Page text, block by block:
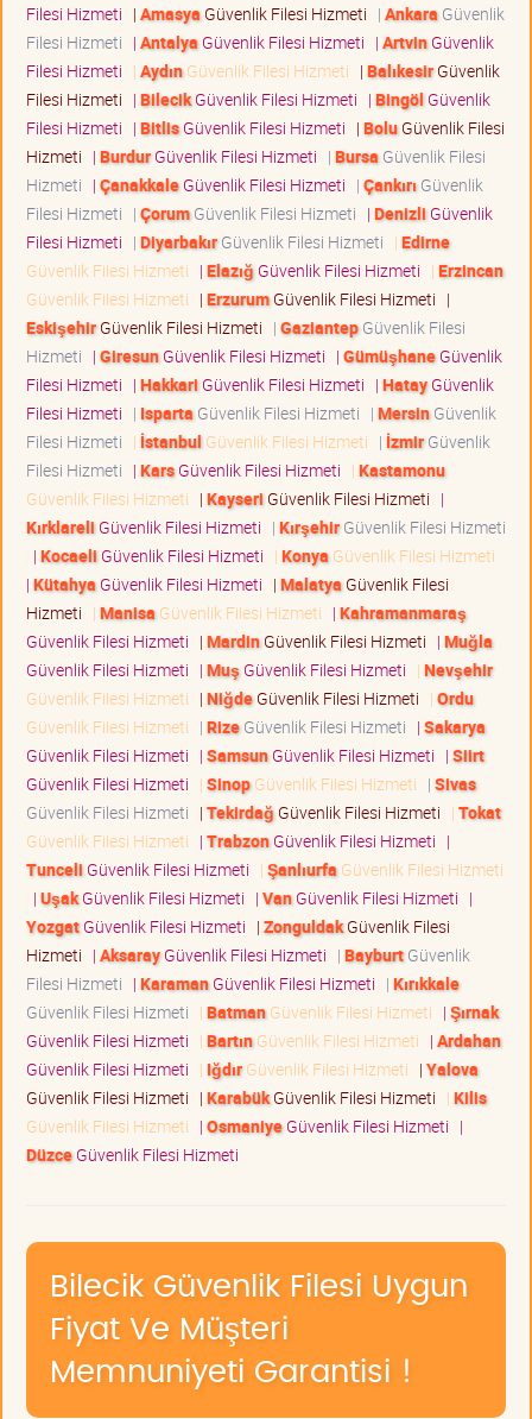
Filesi Hizmeti | Amasya Güvenlik Filesi Hizmeti | Ankara Güvenlik
Filesi Hizmeti | Antalya Güvenlik Filesi Hizmeti | ArtvinGüvenlik
Filesi Hizmeti | AydınGüvenlik Filesi Hizmeti | BalıkesirGüvenlik
Filesi Hizmeti | BilecikGüvenlik Filesi Hizmeti | Bingöl Güvenlik
Filesi Hizmeti | BitlisGüvenlik Filesi Hizmeti | BoluGüvenlik Filesi
Hizmeti | BurdurGüvenlik Filesi Hizmeti | Bursa Güvenlik Filesi
Hizmeti | ÇanakkaleGüvenlik Filesi Hizmeti | Çankırı Güvenlik
Filesi Hizmeti | ÇorumGüvenlik Filesi Hizmeti | Denizli Güvenlik
Filesi Hizmeti | DiyarbakırGüvenlik Filesi Hizmeti | Edirne
Güvenlik Filesi Hizmeti | Elazığ Güvenlik Filesi Hizmeti | Erzincan
Güvenlik Filesi Hizmeti | ErzurumGüvenlik Filesi Hizmeti |
EskişehirGüvenlik Filesi Hizmeti | GaziantepGüvenlik Filesi
Hizmeti | GiresunGüvenlik Filesi Hizmeti | GümüşhaneGüvenlik
Filesi Hizmeti | Hakkari Güvenlik Filesi Hizmeti | HatayGüvenlik
Filesi Hizmeti | Isparta Güvenlik Filesi Hizmeti | MersinGüvenlik
Filesi Hizmeti | İstanbul Güvenlik Filesi Hizmeti | İzmirGüvenlik
Filesi Hizmeti | KarsGüvenlik Filesi Hizmeti | Kastamonu
Güvenlik Filesi Hizmeti | Kayseri Güvenlik Filesi Hizmeti |
Kırklareli Güvenlik Filesi Hizmeti | KırşehirGüvenlik Filesi Hizmeti
| Kocaeli Güvenlik Filesi Hizmeti | Konya Güvenlik Filesi Hizmeti
| Kütahya Güvenlik Filesi Hizmeti | Malatya Güvenlik Filesi
Hizmeti | Manisa Güvenlik Filesi Hizmeti | Kahramanmaraş
Güvenlik Filesi Hizmeti | MardinGüvenlik Filesi Hizmeti | Muğla
Güvenlik Filesi Hizmeti | Muş Güvenlik Filesi Hizmeti | Nevşehir
Güvenlik Filesi Hizmeti | NiğdeGüvenlik Filesi Hizmeti | Ordu
Güvenlik Filesi Hizmeti | RizeGüvenlik Filesi Hizmeti | Sakarya
Güvenlik Filesi Hizmeti | SamsunGüvenlik Filesi Hizmeti | Siirt
Güvenlik Filesi Hizmeti | SinopGüvenlik Filesi Hizmeti | Sivas
Güvenlik Filesi Hizmeti | Tekirdağ Güvenlik Filesi Hizmeti | Tokat
Güvenlik Filesi Hizmeti | TrabzonGüvenlik Filesi Hizmeti |
Tunceli Güvenlik Filesi Hizmeti | Şanlıurfa Güvenlik Filesi Hizmeti
| UşakGüvenlik Filesi Hizmeti | VanGüvenlik Filesi Hizmeti |
YozgatGüvenlik Filesi Hizmeti | ZonguldakGüvenlik Filesi
Hizmeti | AksarayGüvenlik Filesi Hizmeti | BayburtGüvenlik
Filesi Hizmeti | KaramanGüvenlik Filesi Hizmeti | Kırıkkale
Güvenlik Filesi Hizmeti | BatmanGüvenlik Filesi Hizmeti | Şırnak
Güvenlik Filesi Hizmeti | BartınGüvenlik Filesi Hizmeti | Ardahan
Güvenlik Filesi Hizmeti | IğdırGüvenlik Filesi Hizmeti | Yalova
Güvenlik Filesi Hizmeti | KarabükGüvenlik Filesi Hizmeti | Kilis
Güvenlik Filesi Hizmeti | OsmaniyeGüvenlik Filesi Hizmeti |
DüzceGüvenlik Filesi Hizmeti
Bilecik Güvenlik Filesi Uygun
Fiyat Ve Müşteri
Memnuniyeti Garantisi !